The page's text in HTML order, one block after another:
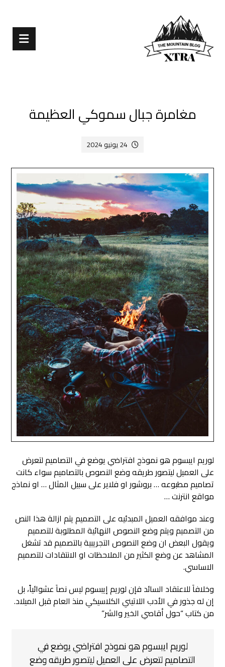
مغامرة جبال سموكي العظيمة
24 يونيو 2024
لوريم ايبسوم هو نموذج افتراضي يوضع في التصاميم لتعرض
على العميل ليتصور طريقه وضع النصوص بالتصاميم سواء كانت
تصاميم مطبوعه … بروشور او فلاير على سبيل المثال … او نماذج
مواقع انترنت …
وعند موافقه العميل المبدئيه على التصميم يتم ازالة هذا النص
من التصميم ويتم وضع النصوص النهائية المطلوبة للتصميم
ويقول البعض ان وضع النصوص التجريبية بالتصميم قد تشغل
المشاهد عن وضع الكثير من الملاحظات او الانتقادات للتصميم
الاساسي.
وخلافاَ للاعتقاد السائد فإن لوريم إيبسوم ليس نصاَ عشوائياً، بل
إن له جذور في الأدب اللاتيني الكلاسيكي منذ العام قبل الميلاد.
من كتاب “حول أقاصي الخير والشر”
لوريم ايبسوم هو نموذج افتراضي يوضع في
التصاميم لتعرض على العميل ليتصور طريقه وضع